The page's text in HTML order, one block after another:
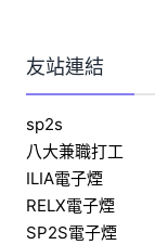
友站連結
sp2s
八大兼職打工
ILIA電子煙
RELX電子煙
SP2S電子煙